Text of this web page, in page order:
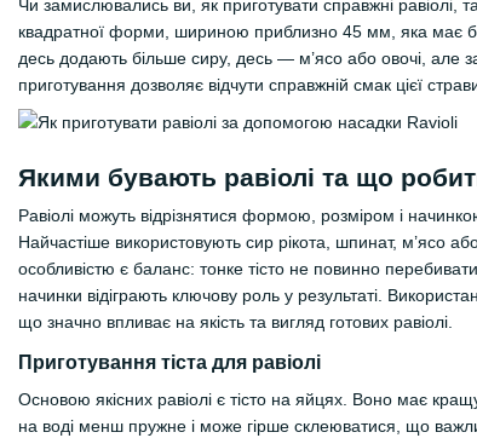
Чи замислювались ви, як приготувати справжні равіолі,
квадратної форми, шириною приблизно 45 мм, яка має
десь додають більше сиру, десь — м’ясо або овочі, але
приготування дозволяє відчути справжній смак цієї
Якими бувають равіолі та що
Равіолі можуть відрізнятися формою, розміром і
Найчастіше використовують сир рікота, шпинат, м’ясо
особливістю є баланс: тонке тісто не повинно
начинки відіграють ключову роль у результаті.
що значно впливає на якість та вигляд готових равіолі.
Приготування тіста для равіолі
Основою якісних равіолі є тісто на яйцях. Воно має
на воді менш пружне і може гірше склеюватися, що